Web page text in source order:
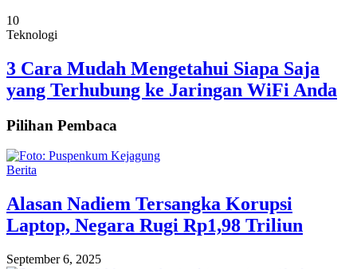
10
Teknologi
3 Cara Mudah Mengetahui Siapa Saja
yang Terhubung ke Jaringan WiFi Anda
Pilihan Pembaca
Berita
Alasan Nadiem Tersangka Korupsi
Laptop, Negara Rugi Rp1,98 Triliun
September 6, 2025